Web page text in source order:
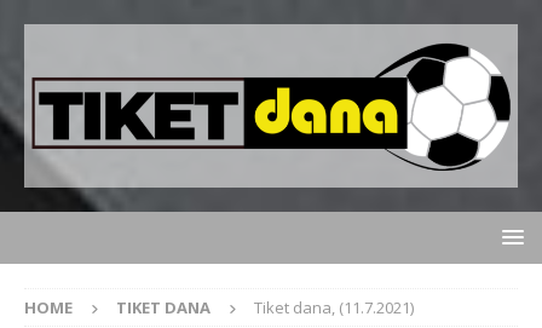
HOME TIKET DANA Tiket dana, (11.7.2021)